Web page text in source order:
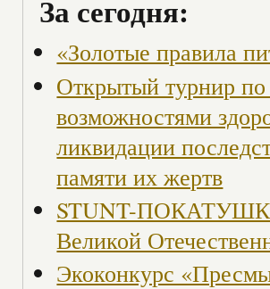
За сегодня:
«Золотые правила
Открытый турнир
возможностями
ликвидации
памяти их жертв
STUNT-
Великой
Экоконкурс